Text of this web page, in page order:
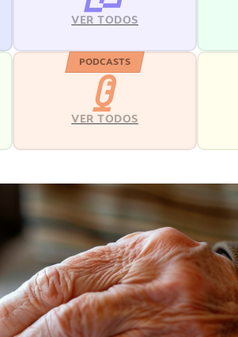
VER TODOS
PODCASTS
VER TODOS